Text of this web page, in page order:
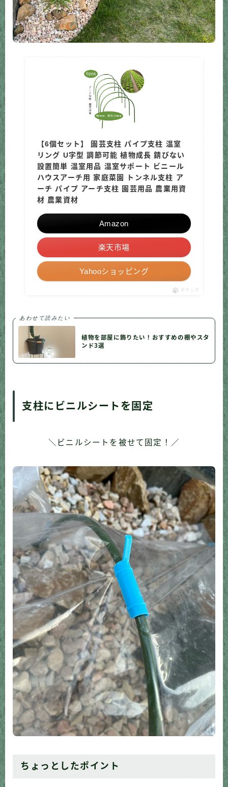
【6個セット】 園芸支柱 パイプ支柱 温室
リング U字型 調節可能 植物成長 錆びない
設置簡単 温室用品 温室サポート ビニール
ハウスアーチ用 家庭菜園 トンネル支柱 ア
ーチ パイプ アーチ支柱 園芸用品 農業用資
材 農業資材
Amazon
楽天市場
Yahooショッピング
ポチップ
あわせて読みたい
植物を部屋に飾りたい！おすすめの棚やスタ
ンド3選
支柱にビニルシートを固定
＼ビニルシートを被せて固定！／
ちょっとしたポイント